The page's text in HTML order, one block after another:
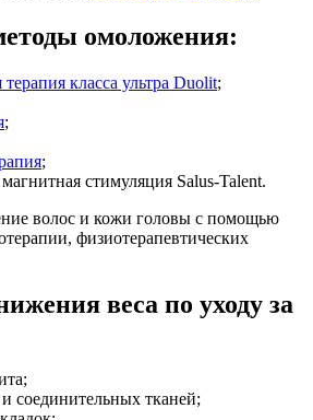
омоложения:
класса ультра Duolit;
;
;
стимуляция Salus-Talent.
волос и кожи головы с помощью
физиотерапевтических
веса по уходу за
соединительных тканей;